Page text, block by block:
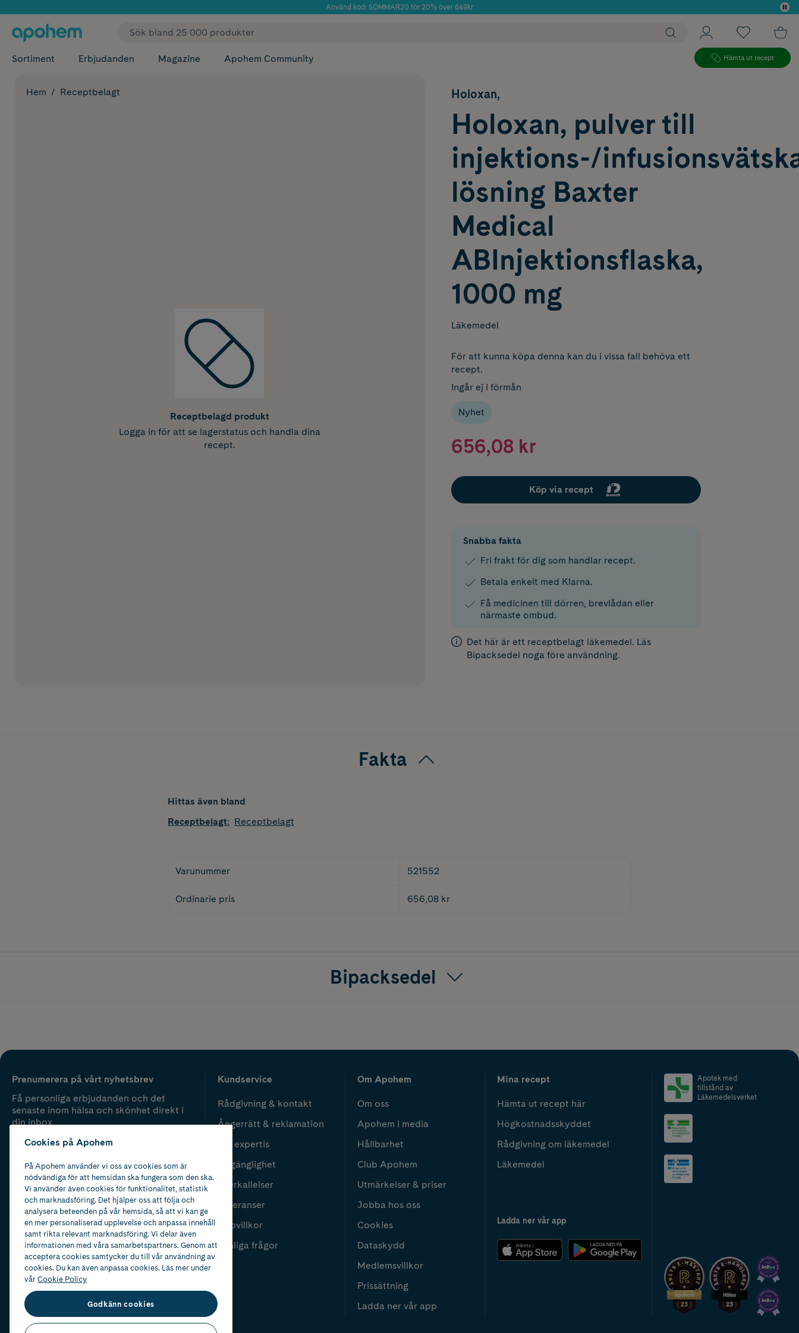
Använd kod: SOMMAR20 för 20% över 649kr
✓ Fri frakt
Sortiment Erbjudanden Magazine Apohem Community Hämta ut recept
Hem Receptbelagt
Receptbelagd produkt
Logga in för att se lagerstatus och handla dina
recept.
Holoxan,
Holoxan, pulver till
injektions-/
lösning Baxter
Medical
ABInjektionsflaska,
1000 mg
Läkemedel
För att kunna köpa denna kan du i vissa fall behöva ett
recept.
Ingår ej i förmån
Nyhet
656,08 kr
Köp via recept
Snabba fakta
Fri frakt för dig som handlar recept.
Betala enkelt med Klarna.
Få medicinen till dörren, brevlådan eller
närmaste ombud.
Det här är ett receptbelagt läkemedel. Läs
Bipacksedel noga före användning.
Fakta
Hittas även bland
Receptbelagt: Receptbelagt
Varunummer 521552
Ordinarie pris 656,08 kr
Bipacksedel
Prenumerera på vårt nyhetsbrev
Få personliga erbjudanden och det
senaste inom hälsa och skönhet direkt i
din inbox.
Kundservice
Rådgivning & kontakt
Ångerrätt & reklamation
Vår expertis
Tillgänglighet
Återkallelser
Leveranser
Köpvillkor
Vanliga frågor
Om Apohem
Om oss
Apohem i media
Hållbarhet
Club Apohem
Utmärkelser & priser
Jobba hos oss
Cookies
Dataskydd
Medlemsvillkor
Prissättning
Ladda ner vår app
Mina recept
Hämta ut recept här
Högkostnadsskyddet
Rådgivning om läkemedel
Läkemedel
Ladda ner vår app
Apotek med
tillstånd av
Läkemedelsverket
2024
Cookies på Apohem
På Apohem använder vi oss av cookies som är
nödvändiga för att hemsidan ska fungera som den ska.
Vi använder även cookies för funktionalitet, statistik
och marknadsföring. Det hjälper oss att följa och
analysera beteenden på vår hemsida, så att vi kan ge
en mer personaliserad upplevelse och anpassa innehåll
samt rikta relevant marknadsföring. Vi delar även
informationen med våra samarbetspartners. Genom att
acceptera cookies samtycker du till vår användning av
cookies. Du kan även anpassa cookies. Läs mer under
vårCookie Policy
Godkänn cookies